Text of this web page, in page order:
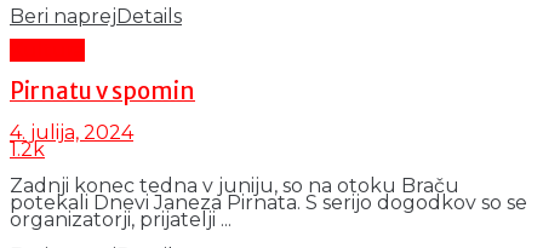
Beri naprej Details
Pirnatu v spomin
4. julija, 2024
1.2k
Zadnji konec tedna v juniju, so na otoku Braču
potekali Dnevi Janeza Pirnata. S serijo dogodkov so se
organizatorji, prijatelji ...